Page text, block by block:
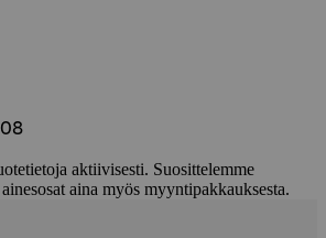
aktiivisesti. Suosittelemme
aina myös myyntipakkauksesta.